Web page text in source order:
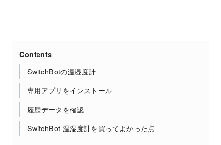
Contents
SwitchBotの温湿度計
専用アプリをインストール
履歴データを確認
SwitchBot 温湿度計を買ってよかった点